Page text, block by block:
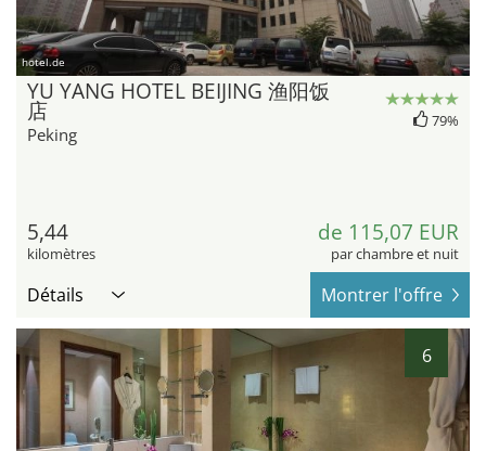
hotel.de
YU YANG HOTEL BEIJING 渔阳饭
店
Peking
79%
5,44
kilomètres
de 115,07 EUR
par chambre et nuit
Détails Montrer l'offre
6